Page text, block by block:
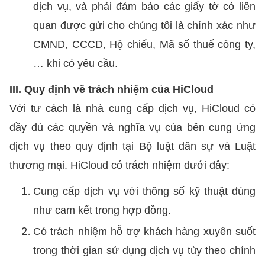
dịch vụ, và phải đảm bảo các giấy tờ có liên
quan được gửi cho chúng tôi là chính xác như
CMND, CCCD, Hộ chiếu, Mã số thuế công ty,
… khi có yêu cầu.
III. Quy định về trách nhiệm của HiCloud
Với tư cách là nhà cung cấp dịch vụ, HiCloud có
đầy đủ các quyền và nghĩa vụ của bên cung ứng
dịch vụ theo quy định tại Bộ luật dân sự và Luật
thương mại. HiCloud có trách nhiệm dưới đây:
Cung cấp dịch vụ với thông số kỹ thuật đúng
như cam kết trong hợp đồng.
Có trách nhiệm hỗ trợ khách hàng xuyên suốt
trong thời gian sử dụng dịch vụ tùy theo chính